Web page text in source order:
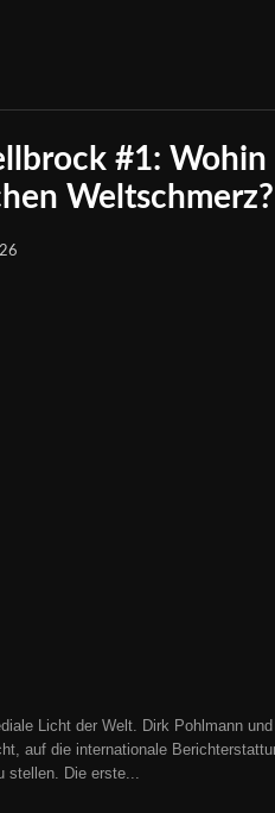
#1: Wohin
Weltschmerz?
Licht der Welt. Dirk Pohlmann
auf die internationale
stellen. Die erste...